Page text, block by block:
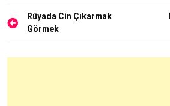
Yazı
gezinmesi
Rüyada Cin Çıkarmak
Görmek